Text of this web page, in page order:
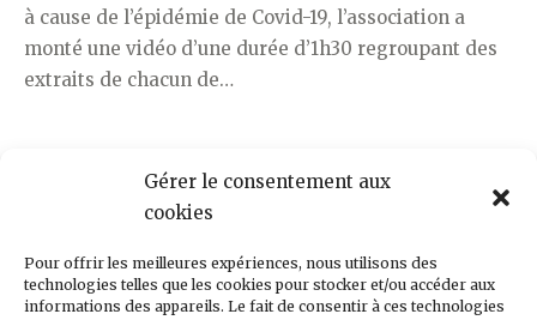
Gérer le consentement aux
cookies
Pour offrir les meilleures expériences, nous utilisons des
technologies telles que les cookies pour stocker et/ou accéder aux
informations des appareils. Le fait de consentir à ces technologies
à cause de l’épidémie de Covid-19, l’association a
monté une vidéo d’une durée d’1h30 regroupant des
extraits de chacun de…
/
MONT-
VALÉRIEN
/